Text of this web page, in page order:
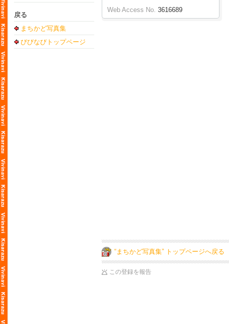
戻る
まちかど写真集
びびなびトップページ
Web Access No. 3616689
“まちかど写真集” トップページへ戻る
この登録を報告